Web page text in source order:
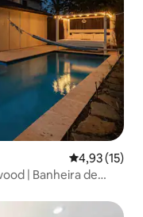
4,93 de uma
4,93 (15)
| Banheira de